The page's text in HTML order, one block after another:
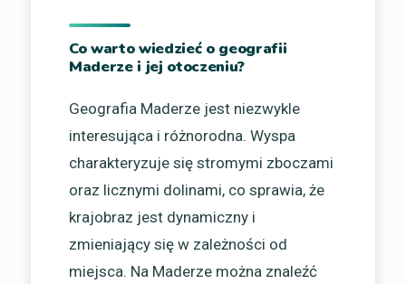
Co warto wiedzieć o geografii
Maderze i jej otoczeniu?
Geografia Maderze jest niezwykle
interesująca i różnorodna. Wyspa
charakteryzuje się stromymi zboczami
oraz licznymi dolinami, co sprawia, że
krajobraz jest dynamiczny i
zmieniający się w zależności od
miejsca. Na Maderze można znaleźć